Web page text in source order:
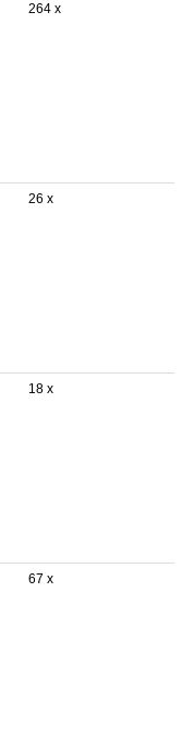
264 x
26 x
18 x
67 x